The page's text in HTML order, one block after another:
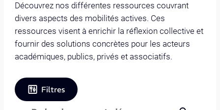
Découvrez nos différentes ressources couvrant
divers aspects des mobilités actives. Ces
ressources visent à enrichir la réflexion collective et
fournir des solutions concrètes pour les acteurs
académiques, publics, privés et associatifs.
Filtres